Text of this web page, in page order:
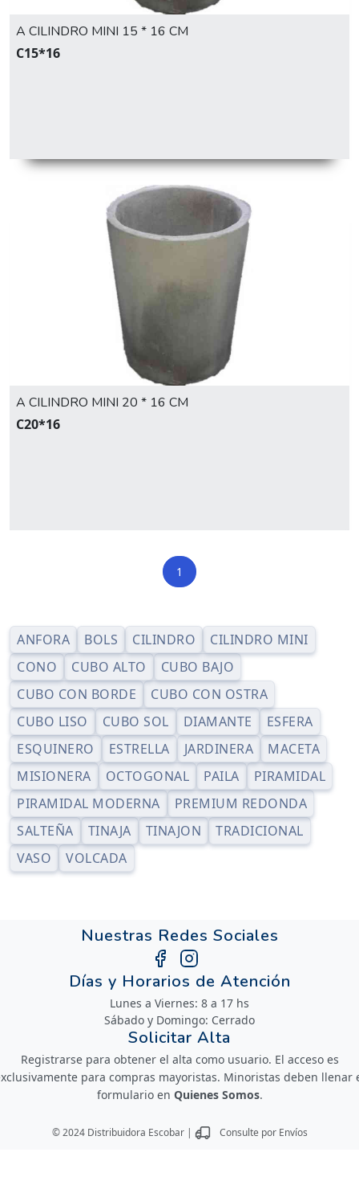
A CILINDRO MINI 15 * 16 CM
C15*16
A CILINDRO MINI 20 * 16 CM
C20*16
1
ANFORA BOLS CILINDRO
CILINDRO MINI
CONO
CUBO ALTO
CUBO BAJO
CUBO CON BORDE
CUBO CON OSTRA
CUBO LISO
CUBO SOL DIAMANTE
ESFERA
ESQUINERO
ESTRELLA JARDINERA
MACETA
MISIONERA
OCTOGONAL PAILA
PIRAMIDAL
PIRAMIDAL MODERNA
PREMIUM REDONDA
SALTEÑA
TINAJA TINAJON
TRADICIONAL
VASO
VOLCADA
Nuestras Redes Sociales
Días y Horarios de Atención
Lunes a Viernes: 8 a 17 hs
Sábado y Domingo: Cerrado
Solicitar Alta
Registrarse para obtener el alta como usuario. El acceso es
para compras mayoristas. Minoristas deben llenar
formulario en Quienes Somos.
© 2024 Distribuidora Escobar | Consulte por Envíos